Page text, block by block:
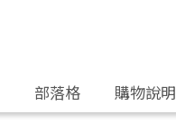
部落格 購物說明